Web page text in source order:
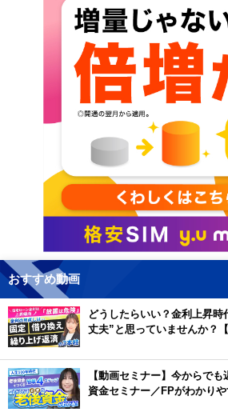
おすすめ動画
どうしたらいい？金利上昇時
丈夫”と思っていませんか？
【動画セミナー】今からで
資金セミナー／FPがわかりや